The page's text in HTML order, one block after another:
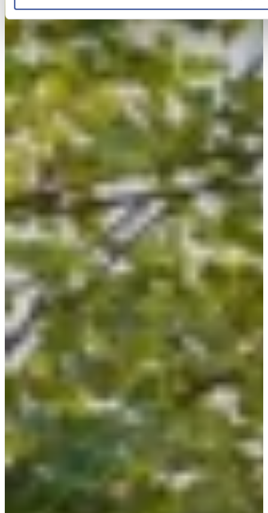
przetwarzane przez Partnerów Spravia Sp. z o.o. W
do swoich danych osobowych, ich sprostowania,
wobec przetwarzania, a także prawo do wniesienia skargi
Szczegółowe informacje o plikach cookie
prywatności związane z korzystaniem z Serwisu dostępne
Wybierając opcję „Zgadzam się” wyrażasz zgodę na
cookie przez Spravia Sp. z o.o. oraz jej Partnerów we
dobrowolne. Możesz wycofać zgodę i dokonać zmiany
pośrednictwem panelu „Ustawienia plików cookie”
Możesz również dostosować wybory dotyczące plików
plików cookie w Serwisie tylko w wybranych przez
wybory”.